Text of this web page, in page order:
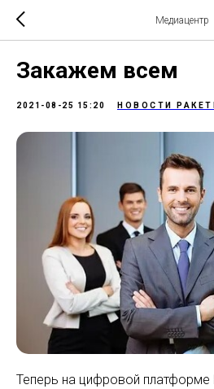
Медиацентр
Закажем всем
2021-08-25 15:20 НОВОСТИ
Теперь на цифровой платформе